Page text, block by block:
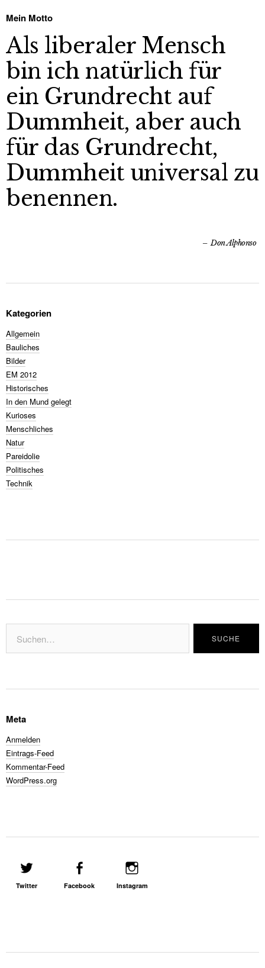
Mein Motto
Als liberaler Mensch
bin ich natürlich für
ein Grundrecht auf
Dummheit, aber auch
für das Grundrecht,
Dummheit universal zu
benennen.
Don Alphonso
Kategorien
Allgemein
Bauliches
Bilder
EM 2012
Historisches
In den Mund gelegt
Kurioses
Menschliches
Natur
Pareidolie
Politisches
Technik
Meta
Anmelden
Eintrags-Feed
Kommentar-Feed
WordPress.org
Twitter Facebook Instagram